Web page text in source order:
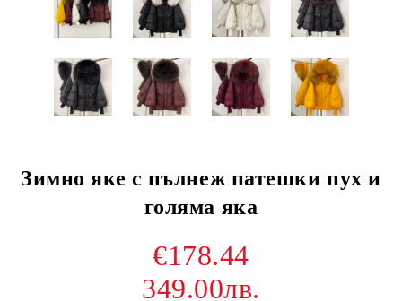
Зимно яке с пълнеж патешки пух и
голяма яка
€178.44
349.00лв.